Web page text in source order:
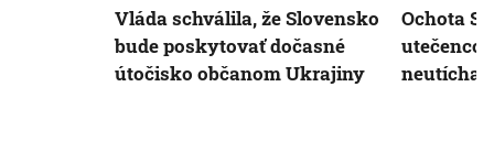
Vláda schválila, že Slovensko
bude poskytovať dočasné
útočisko občanom Ukrajiny
Ochota
neutícha